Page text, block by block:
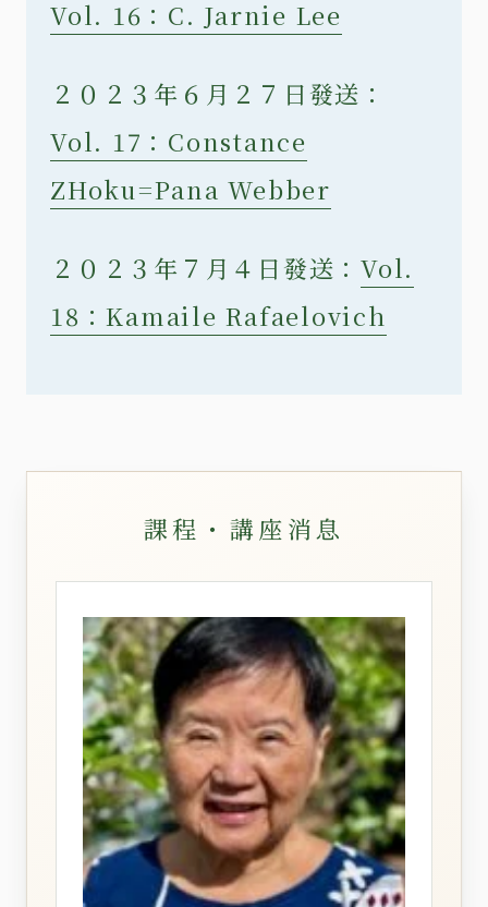
Vol. 16：C. Jarnie Lee
２０２３年６月２７日發送：
Vol. 17：Constance
ZHoku=Pana Webber
２０２３年７月４日發送：Vol.
18：Kamaile Rafaelovich
課程・講座消息